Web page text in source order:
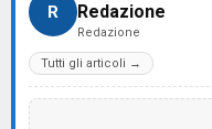
R Redazione
Redazione
Tutti gli articoli →